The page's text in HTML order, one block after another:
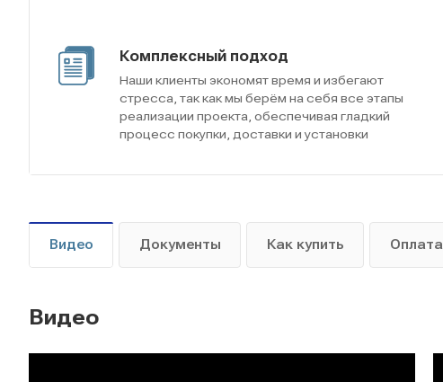
Комплексный подход
Наши клиенты экономят время и избегают
стресса, так как мы берём на себя все этапы
реализации проекта, обеспечивая гладкий
процесс покупки, доставки и установки
Видео Документы Как купить Оплата
Видео